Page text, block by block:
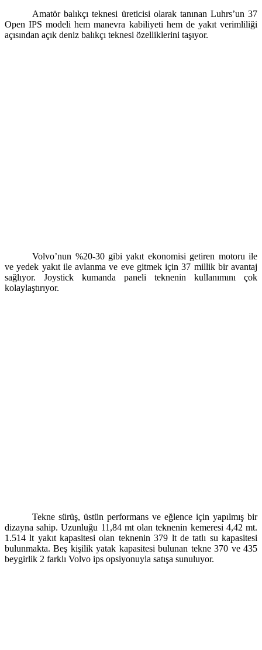
Amatör balıkçı teknesi üreticisi olarak tanınan Luhrs’un 37
Open IPS modeli hem manevra kabiliyeti hem de yakıt verimliliği
açısından açık deniz balıkçı teknesi özelliklerini taşıyor.
Volvo’nun %20-30 gibi yakıt ekonomisi getiren motoru ile
ve yedek yakıt ile avlanma ve eve gitmek için 37 millik bir avantaj
sağlıyor. Joystick kumanda paneli teknenin kullanımını çok
kolaylaştırıyor.
Tekne sürüş, üstün performans ve eğlence için yapılmış bir
dizayna sahip. Uzunluğu 11,84 mt olan teknenin kemeresi 4,42 mt.
1.514 lt yakıt kapasitesi olan teknenin 379 lt de tatlı su kapasitesi
bulunmakta. Beş kişilik yatak kapasitesi bulunan tekne 370 ve 435
beygirlik 2 farklı Volvo ips opsiyonuyla satışa sunuluyor.